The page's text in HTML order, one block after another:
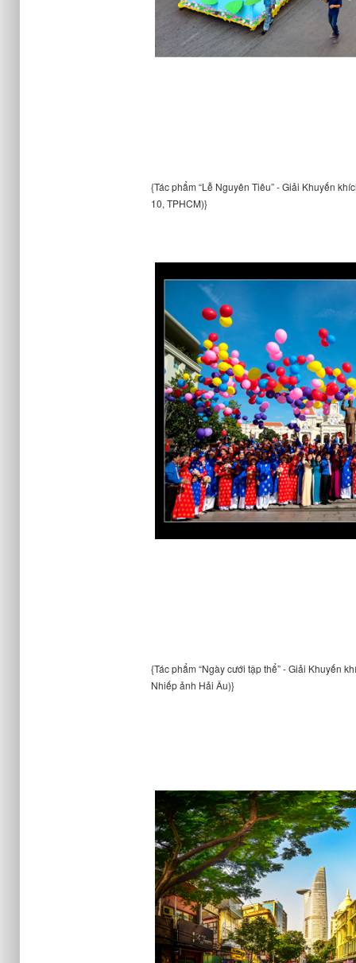
{Tác phẩm “Lễ Nguyên Tiêu” - Giải Khuyến
10, TPHCM)}
{Tác phẩm “Ngày cưới tập thể” - Giải Khuyến
Nhiếp ảnh Hải Âu)}